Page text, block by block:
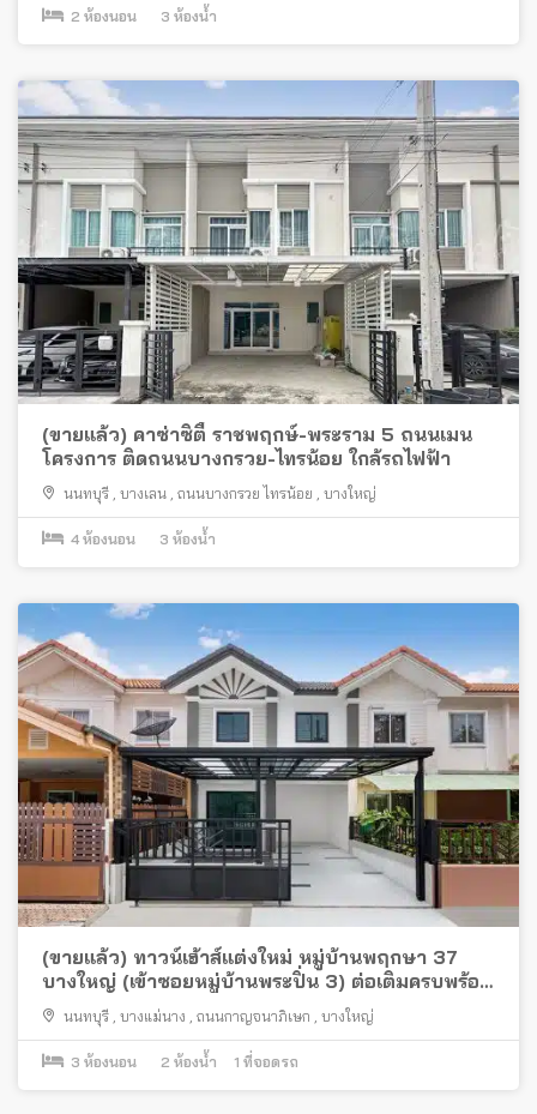
2 ห้องนอน 3 ห้องน้ำ
(ขายแล้ว) คาซ่าซิตี้ ราชพฤกษ์-พระราม 5 ถนนเมน
โครงการ ติดถนนบางกรวย-ไทรน้อย ใกล้รถไฟฟ้า
นนทบุรี , บางเลน , ถนนบางกรวย ไทรน้อย , บางใหญ่
4 ห้องนอน 3 ห้องน้ำ
(ขายแล้ว) ทาวน์เฮ้าส์แต่งใหม่ หมู่บ้านพฤกษา 37
บางใหญ่ (เข้าซอยหมู่บ้านพระปิ่น 3) ต่อเติมครบพร้อม
อยู่ ใกล้เซ็นทรัล เวสต์เกตและรถไฟฟ้า
นนทบุรี , บางแม่นาง , ถนนกาญจนาภิเษก , บางใหญ่
3 ห้องนอน 2 ห้องน้ำ 1 ที่จอดรถ